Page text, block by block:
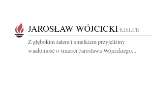
JAROSŁAW WÓJCICKI KIELCE
Z głębokim żalem i smutkiem przyjęliśmy
wiadomość o śmierci Jarosława Wójcickiego...